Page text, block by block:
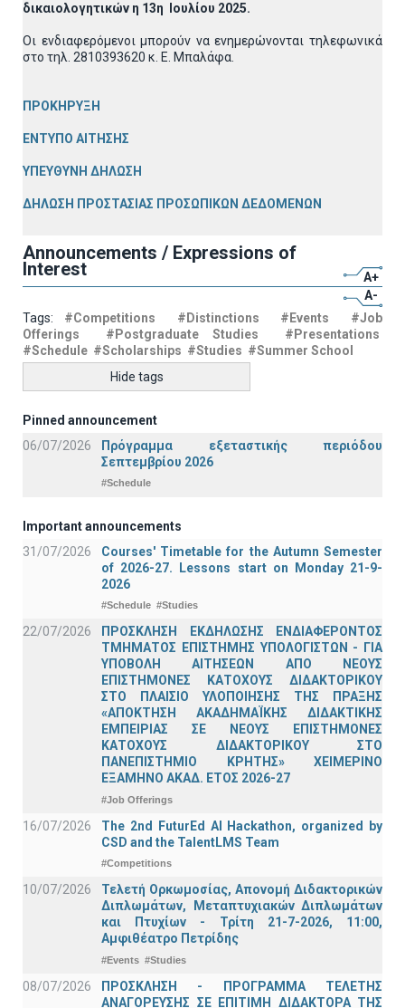
δικαιολογητικών η 13η Ιουλίου 2025.
Οι ενδιαφερόμενοι μπορούν να ενημερώνονται τηλεφωνικά
στο τηλ. 2810393620 κ. Ε. Μπαλάφα.
ΠΡΟΚΗΡΥΞΗ
ΕΝΤΥΠΟ ΑΙΤΗΣΗΣ
ΥΠΕΥΘΥΝΗ ΔΗΛΩΣΗ
ΔΗΛΩΣΗ ΠΡΟΣΤΑΣΙΑΣ ΠΡΟΣΩΠΙΚΩΝ ΔΕΔΟΜΕΝΩΝ
Announcements / Expressions of
Interest
A+
A-
Tags: #Competitions #Distinctions #Events
#Job
Offerings
#Postgraduate Studies
#Presentations
#Schedule #Scholarships #Studies #Summer School
Hide tags
Pinned announcement
06/07/2026
Πρόγραμμα εξεταστικής περιόδου
Σεπτεμβρίου 2026
#Schedule
Important announcements
31/07/2026
Courses' Timetable for the Autumn Semester
of 2026-27. Lessons start on Monday 21-9-
2026
#Schedule #Studies
22/07/2026
ΠΡΟΣΚΛΗΣΗ ΕΚΔΗΛΩΣΗΣ ΕΝΔΙΑΦΕΡΟΝΤΟΣ
ΤΜΗΜΑΤΟΣ ΕΠΙΣΤΗΜΗΣ ΥΠΟΛΟΓΙΣΤΩΝ - ΓΙΑ
ΥΠΟΒΟΛΗ ΑΙΤΗΣΕΩΝ ΑΠΟ ΝΕΟΥΣ
ΕΠΙΣΤΗΜΟΝΕΣ ΚΑΤΟΧΟΥΣ ΔΙΔΑΚΤΟΡΙΚΟΥ
ΣΤΟ ΠΛΑΙΣΙΟ ΥΛΟΠΟΙΗΣΗΣ ΤΗΣ ΠΡΑΞΗΣ
«ΑΠΟΚΤΗΣΗ ΑΚΑΔΗΜΑΪΚΗΣ ΔΙΔΑΚΤΙΚΗΣ
ΕΜΠΕΙΡΙΑΣ ΣΕ ΝΕΟΥΣ ΕΠΙΣΤΗΜΟΝΕΣ
ΚΑΤΟΧΟΥΣ ΔΙΔΑΚΤΟΡΙΚΟΥ ΣΤΟ
ΠΑΝΕΠΙΣΤΗΜΙΟ ΚΡΗΤΗΣ» ΧΕΙΜΕΡΙΝΟ
ΕΞΑΜΗΝΟ ΑΚΑΔ. ΕΤΟΣ 2026-27
#Job Offerings
16/07/2026
The 2nd FuturEd AI Hackathon, organized by
CSD and the TalentLMS Team
#Competitions
10/07/2026
Τελετή Ορκωμοσίας, Απονομή Διδακτορικών
Διπλωμάτων, Μεταπτυχιακών Διπλωμάτων
και Πτυχίων - Τρίτη 21-7-2026, 11:00,
Αμφιθέατρο Πετρίδης
#Events #Studies
08/07/2026
ΠΡΟΣΚΛΗΣΗ - ΠΡΟΓΡΑΜΜΑ ΤΕΛΕΤΗΣ
ΑΝΑΓΟΡΕΥΣΗΣ ΣΕ ΕΠΙΤΙΜΗ ΔΙΔΑΚΤΟΡΑ ΤΗΣ